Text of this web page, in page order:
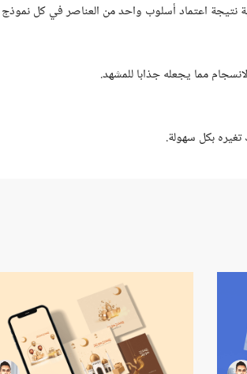
نتيجة اعتماد أسلوب واحد من العناصر في كل نموذج